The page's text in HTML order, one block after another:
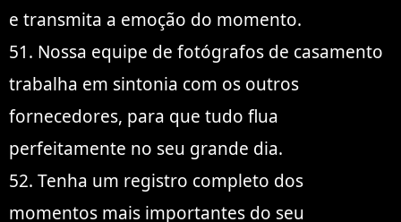
e transmita a emoção do momento.
51. Nossa equipe de fotógrafos de casamento
trabalha em sintonia com os outros
fornecedores, para que tudo flua
perfeitamente no seu grande dia.
52. Tenha um registro completo dos
momentos mais importantes do seu